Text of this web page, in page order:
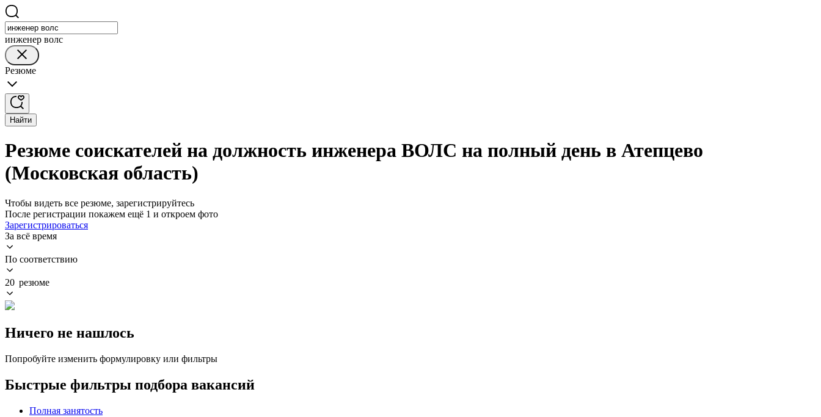
инженер волс
Резюме
Найти
Резюме соискателей на должность инженера ВОЛС на полный день в Атепцево
(Московская область)
Чтобы видеть все резюме, зарегистрируйтесь
После регистрации покажем ещё 1 и откроем фото
Зарегистрироваться
За всё время
По соответствию
20 резюме
Ничего не нашлось
Попробуйте изменить формулировку или фильтры
Быстрые фильтры подбора вакансий
Полная занятость